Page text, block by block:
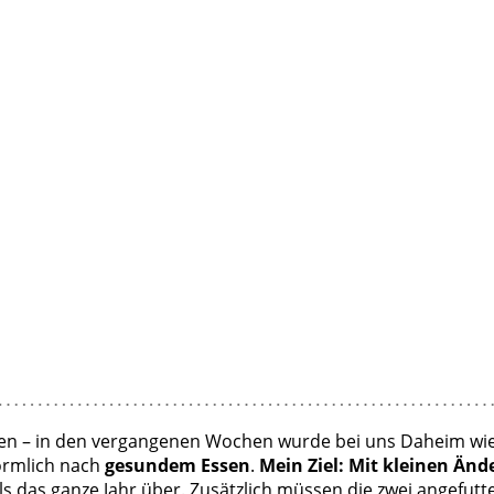
– in den vergangenen Wochen wurde bei uns Daheim
nach gesundem Essen. Mein Ziel: Mit kleinen